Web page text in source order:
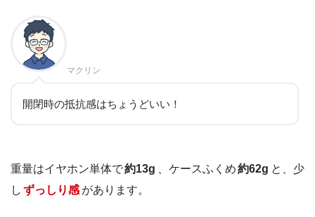
マクリン
開閉時の抵抗感はちょうどいい！
重量はイヤホン単体で約13g 、ケースふくめ約62g と、少
し ずっしり感 があります。